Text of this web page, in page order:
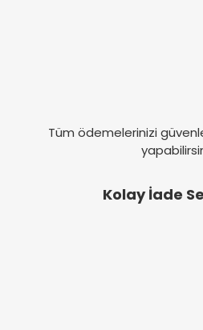
Tüm ödemelerinizi
Kolay İade